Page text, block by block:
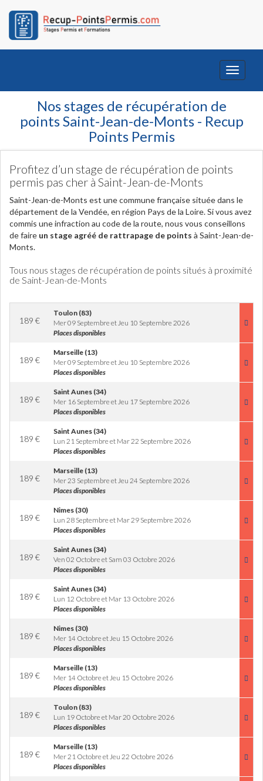
Toggle
Nos stages de récupération de
points Saint-Jean-de-Monts - Recup
Points Permis
Profitez d’un stage de récupération de points
permis pas cher à Saint-Jean-de-Monts
Saint-Jean-de-Monts est une commune française située dans le
département de la Vendée, en région Pays de la Loire. Si vous avez
commis une infraction au code de la route, nous vous conseillons
de faire un stage agréé de rattrapage de points à Saint-Jean-de-
Monts.
Tous nous stages de récupération de points situés à proximité
de Saint-Jean-de-Monts
189 €
Toulon (83)
Mer 09 Septembre et Jeu 10 Septembre 2026
Places disponibles
189 €
Marseille (13)
Mer 09 Septembre et Jeu 10 Septembre 2026
Places disponibles
189 €
Saint Aunes (34)
Mer 16 Septembre et Jeu 17 Septembre 2026
Places disponibles
189 €
Saint Aunes (34)
Lun 21 Septembre et Mar 22 Septembre 2026
Places disponibles
189 €
Marseille (13)
Mer 23 Septembre et Jeu 24 Septembre 2026
Places disponibles
189 €
Nimes (30)
Lun 28 Septembre et Mar 29 Septembre 2026
Places disponibles
189 €
Saint Aunes (34)
Ven 02 Octobre et Sam 03 Octobre 2026
Places disponibles
189 €
Saint Aunes (34)
Lun 12 Octobre et Mar 13 Octobre 2026
Places disponibles
189 €
Nimes (30)
Mer 14 Octobre et Jeu 15 Octobre 2026
Places disponibles
189 €
Marseille (13)
Mer 14 Octobre et Jeu 15 Octobre 2026
Places disponibles
189 €
Toulon (83)
Lun 19 Octobre et Mar 20 Octobre 2026
Places disponibles
189 €
Marseille (13)
Mer 21 Octobre et Jeu 22 Octobre 2026
Places disponibles